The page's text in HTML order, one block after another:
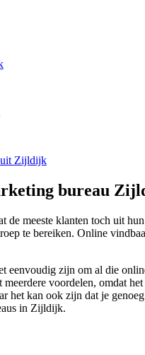
uit Zijldijk
bureau
de meeste klanten toch uit
te bereiken. Online
eenvoudig zijn om al die
voordelen, omdat
het kan ook zijn dat je
in Zijldijk.